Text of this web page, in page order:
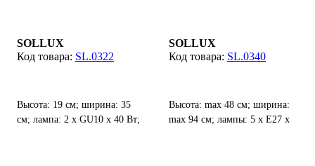
SOLLUX
SL.0322
Высота: 19 см; ширина: 35
см; лампа: 2 х GU10 х 40 Вт;
SOLLUX
SL.0340
Высота: max 48 см; ширина:
max 94 см; лампы: 5 х Е27 х